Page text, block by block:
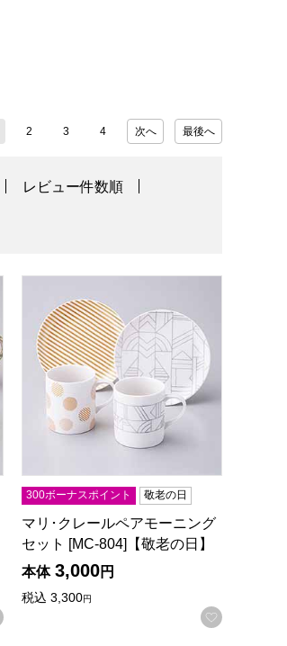
2 3 4 次へ 最後へ
レビュー件数順
お気に入りに登録する
300ボーナスポイント 敬老の日
マリ･クレールペアモーニング
セット [MC-804]【敬老の日】
本体 3,000円
税込 3,300円
お気に入